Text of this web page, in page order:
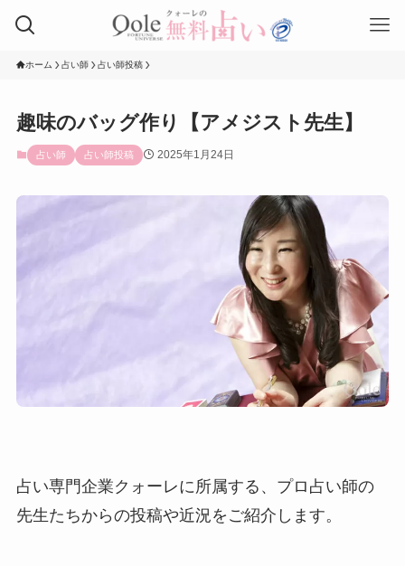
ホーム 占い師 占い師投稿
趣味のバッグ作り【アメジスト先生】
占い師 占い師投稿 2025年1月24日
占い専門企業クォーレに所属する、プロ占い師の
先生たちからの投稿や近況をご紹介します。